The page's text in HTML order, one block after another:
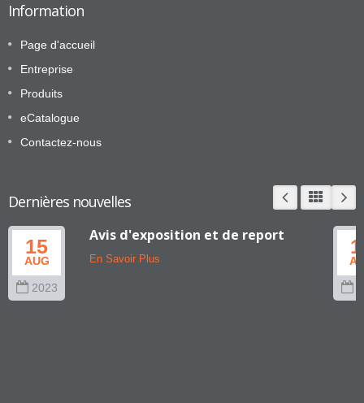
Information
Page d'accueil
Entreprise
Produits
eCatalogue
Contactez-nous
Dernières nouvelles
15
AUG
2023
Avis d'exposition et de report
En Savoir Plus